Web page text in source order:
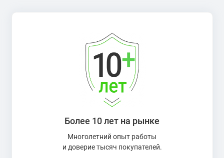
Более 10 лет на рынке
Многолетний опыт работы
и доверие тысяч покупателей.